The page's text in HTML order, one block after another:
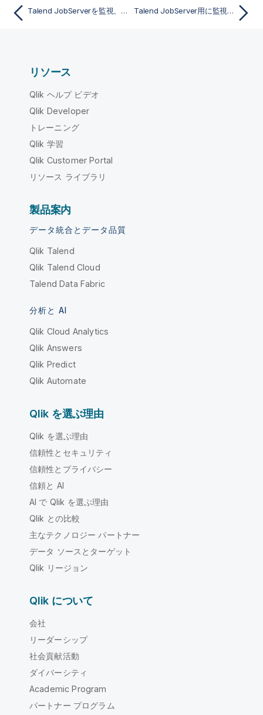
Talend JobServerを監視、監査、保守 Talend JobServer用に監視および監査システムを設定
リソース
Qlik ヘルプ ビデオ
Qlik Developer
トレーニング
Qlik 学習
Qlik Customer Portal
リソース ライブラリ
製品案内
データ統合とデータ品質
Qlik Talend
Qlik Talend Cloud
Talend Data Fabric
分析と AI
Qlik Cloud Analytics
Qlik Answers
Qlik Predict
Qlik Automate
Qlik を選ぶ理由
Qlik を選ぶ理由
信頼性とセキュリティ
信頼性とプライバシー
信頼と AI
AI で Qlik を選ぶ理由
Qlik との比較
主なテクノロジー パートナー
データ ソースとターゲット
Qlik リージョン
Qlik について
会社
リーダーシップ
社会貢献活動
ダイバーシティ
Academic Program
パートナー プログラム